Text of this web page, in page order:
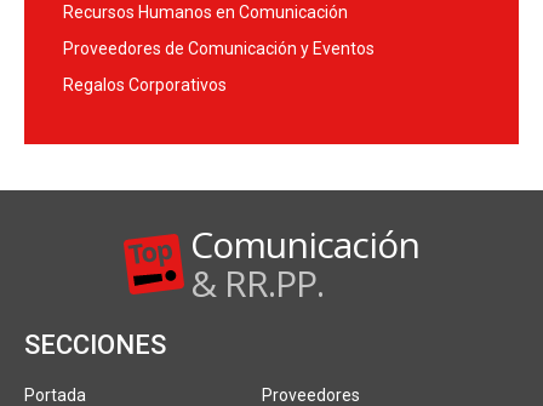
Recursos Humanos en Comunicación
Proveedores de Comunicación y Eventos
Regalos Corporativos
Comunicación
& RR.PP.
SECCIONES
Portada
Proveedores